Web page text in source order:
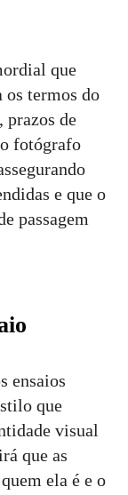
que
os termos do
de
fotógrafo
e que o
passagem
ensaios
que
visual
que as
ela é e o